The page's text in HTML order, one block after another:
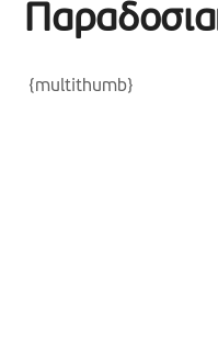
{multithumb}